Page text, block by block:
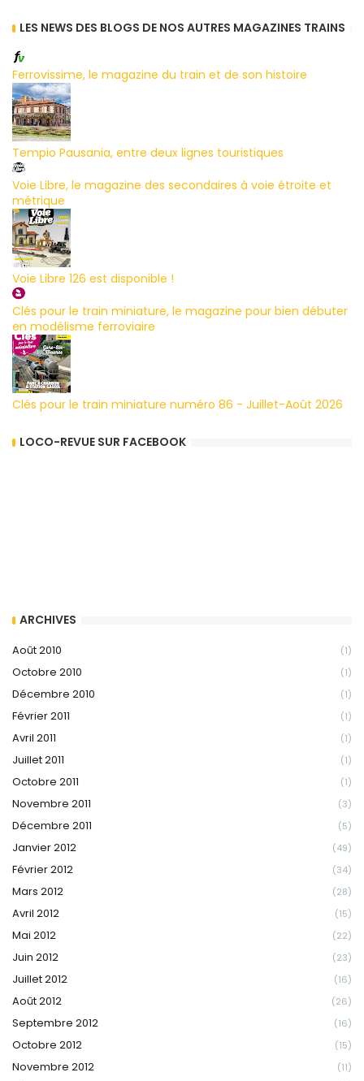
LES NEWS DES BLOGS DE NOS AUTRES MAGAZINES TRAINS
Ferrovissime, le magazine du train et de son histoire
Tempio Pausania, entre deux lignes touristiques
Voie Libre, le magazine des secondaires à voie étroite et
métrique
Voie Libre 126 est disponible !
Clés pour le train miniature, le magazine pour bien débuter
en modélisme ferroviaire
Clés pour le train miniature numéro 86 - Juillet-Août 2026
LOCO-REVUE SUR FACEBOOK
ARCHIVES
Août 2010 (1)
Octobre 2010 (1)
Décembre 2010 (1)
Février 2011 (1)
Avril 2011 (1)
Juillet 2011 (1)
Octobre 2011 (1)
Novembre 2011 (3)
Décembre 2011 (5)
Janvier 2012 (49)
Février 2012 (34)
Mars 2012 (28)
Avril 2012 (15)
Mai 2012 (22)
Juin 2012 (23)
Juillet 2012 (16)
Août 2012 (26)
Septembre 2012 (16)
Octobre 2012 (15)
Novembre 2012 (11)